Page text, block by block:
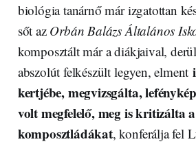
biológia tanárnő már izgatottan
sőt azOrbán Balázs Általános
komposztált már a diákjaival,
abszolút felkészült legyen, elment
kertjébe, megvizsgálta,
volt megfelelő, meg is kritizálta a
komposztládákat, konferálja fel